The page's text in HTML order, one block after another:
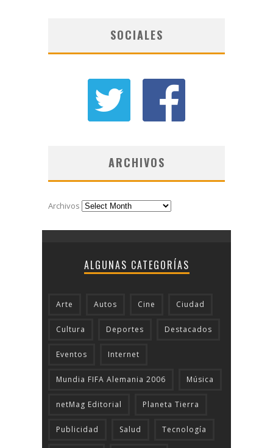
SOCIALES
ARCHIVOS
Archivos
ALGUNAS CATEGORÍAS
Arte Autos Cine Ciudad
Cultura Deportes Destacados
Eventos Internet
Mundia FIFA Alemania 2006 Música
netMag Editorial Planeta Tierra
Publicidad Salud Tecnologí­a